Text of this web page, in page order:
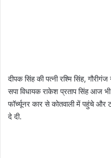
दीपक सिंह की पत्नी रश्मि सिंह,
सपा विधायक राकेश प्रताप सिंह आज
फॉर्च्यूनर कार से कोतवाली में पहुंचे
दे दी.